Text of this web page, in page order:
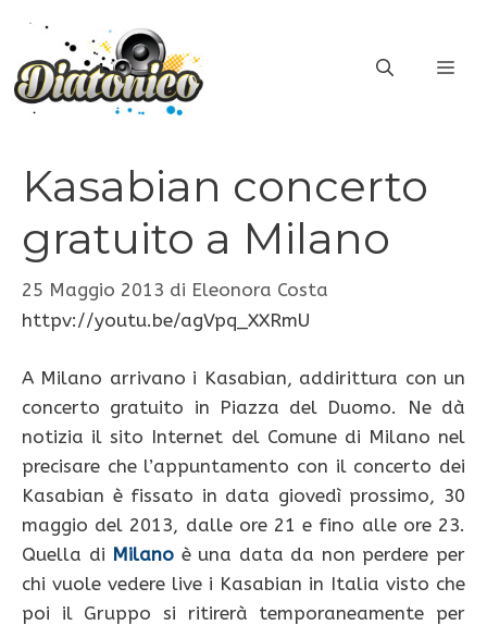
contenuto
Kasabian concerto
gratuito a Milano
25 Maggio 2013 di Eleonora Costa
httpv://youtu.be/agVpq_XXRmU
A Milano arrivano i Kasabian, addirittura con un
concerto gratuito in Piazza del Duomo. Ne dà
notizia il sito Internet del Comune di Milano nel
precisare che l’appuntamento con il concerto dei
Kasabian è fissato in data giovedì prossimo, 30
maggio del 2013, dalle ore 21 e fino alle ore 23.
Quella di Milano è una data da non perdere per
chi vuole vedere live i Kasabian in Italia visto che
poi il Gruppo si ritirerà temporaneamente per